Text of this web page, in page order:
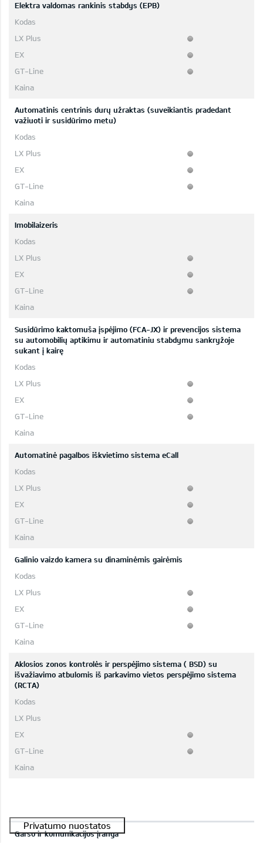
Elektra valdomas rankinis stabdys (EPB)
Automatinis centrinis durų užraktas (suveikiantis pradedant
važiuoti ir susidūrimo metu)
Imobilaizeris
Susidūrimo kaktomuša įspėjimo (FCA-JX) ir prevencijos sistema
su automobilių aptikimu ir automatiniu stabdymu sankryžoje
sukant į kairę
Automatinė pagalbos iškvietimo sistema eCall
Galinio vaizdo kamera su dinaminėmis gairėmis
Aklosios zonos kontrolės ir perspėjimo sistema ( BSD) su
išvažiavimo atbulomis iš parkavimo vietos perspėjimo sistema
(RCTA)
Garso ir komunikacijos įranga